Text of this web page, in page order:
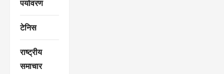
पर्यावरण
टेनिस
राष्ट्रीय
समाचार